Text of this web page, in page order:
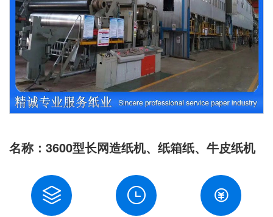
名称：3600型长网造纸机、纸箱纸、牛皮纸机